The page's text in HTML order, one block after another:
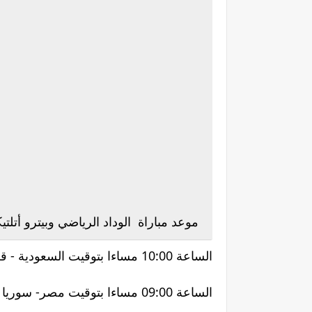
موعد مباراة الوداد الرياضي وبيترو
الساعة 10:00 مساءا بتوقيت السعودية - قطر - الكويت - العراق - اليمن - البحرين.
الساعة 09:00 مساءا بتوقيت مصر- سوريا - السودان - الأردن - ليبيا - فلسطين - لبنان.